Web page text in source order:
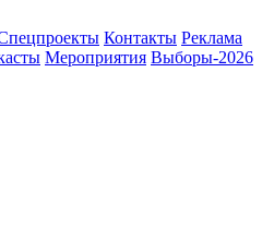
Контакты Реклама
Мероприятия Выборы-2026